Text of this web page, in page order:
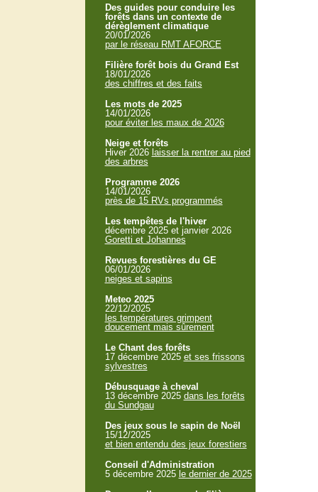
Des guides pour conduire les
forêts dans un contexte de
dérèglement climatique
20/01/2026
par le réseau RMT AFORCE
Filière forêt bois du Grand Est
18/01/2026
des chiffres et des faits
Les mots de 2025
14/01/2026
pour éviter les maux de 2026
Neige et forêts
Hiver 2026 laisser la rentrer au pied
des arbres
Programme 2026
14/01/2026
près de 15 RVs programmés
Les tempêtes de l'hiver
décembre 2025 et janvier 2026
Goretti et Johannes
Revues forestières du GE
06/01/2026
neiges et sapins
Meteo 2025
22/12/2025
les températures grimpent
doucement mais sûrement
Le Chant des forêts
17 décembre 2025 et ses frissons
sylvestres
Débusquage à cheval
13 décembre 2025 dans les forêts
du Sundgau
Des jeux sous le sapin de Noël
15/12/2025
et bien entendu des jeux forestiers
Conseil d'Administration
5 décembre 2025 le dernier de 2025